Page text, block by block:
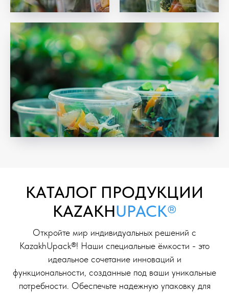
KAТАЛОГ ПРОДУКЦИИ
KAZAKHUPACK®
Откройте мир индивидуальных решений с
KazakhUpack®! Наши специальные ёмкости - это
идеальное сочетание инноваций и
функциональности, созданные под ваши уникальные
потребности. Обеспечьте надежную упаковку для